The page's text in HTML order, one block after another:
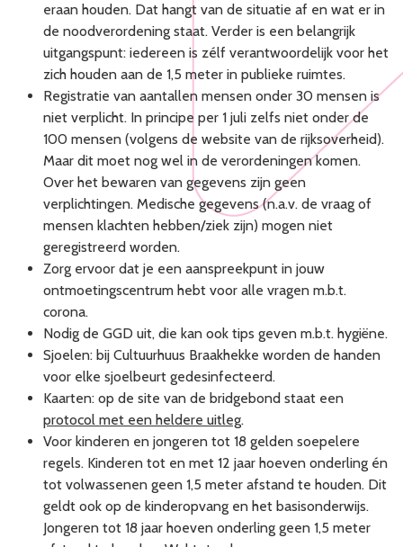
eraan houden. Dat hangt van de situatie af en wat er in
de noodverordening staat. Verder is een belangrijk
uitgangspunt: iedereen is zélf verantwoordelijk voor het
zich houden aan de 1,5 meter in publieke ruimtes.
Registratie van aantallen mensen onder 30 mensen is
niet verplicht. In principe per 1 juli zelfs niet onder de
100 mensen (volgens de website van de rijksoverheid).
Maar dit moet nog wel in de verordeningen komen.
Over het bewaren van gegevens zijn geen
verplichtingen. Medische gegevens (n.a.v. de vraag of
mensen klachten hebben/ziek zijn) mogen niet
geregistreerd worden.
Zorg ervoor dat je een aanspreekpunt in jouw
ontmoetingscentrum hebt voor alle vragen m.b.t.
corona.
Nodig de GGD uit, die kan ook tips geven m.b.t. hygiëne.
Sjoelen: bij Cultuurhuus Braakhekke worden de handen
voor elke sjoelbeurt gedesinfecteerd.
Kaarten: op de site van de bridgebond staat een
protocol met een heldere uitleg.
Voor kinderen en jongeren tot 18 gelden soepelere
regels. Kinderen tot en met 12 jaar hoeven onderling én
tot volwassenen geen 1,5 meter afstand te houden. Dit
geldt ook op de kinderopvang en het basisonderwijs.
Jongeren tot 18 jaar hoeven onderling geen 1,5 meter